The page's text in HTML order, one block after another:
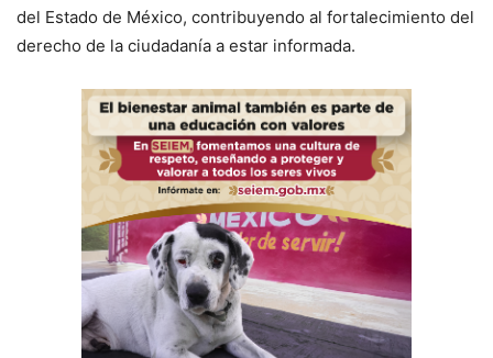
del Estado de México, contribuyendo al fortalecimiento del
derecho de la ciudadanía a estar informada.